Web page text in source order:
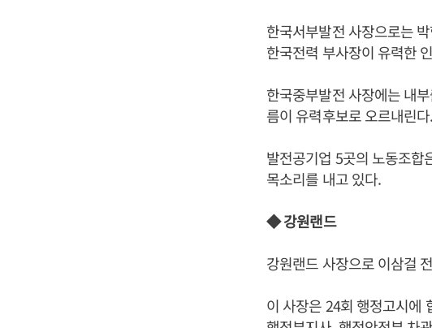
한국서부발전 사장으로는
한국전력 부사장이 유력한
한국중부발전 사장에는 내
름이 유력후보로 오르내린다.
발전공기업 5곳의 노동조합
목소리를 내고 있다.
◆ 강원랜드
강원랜드 사장으로 이삼걸
이 사장은 24회 행정고시에